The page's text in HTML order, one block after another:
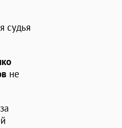
судья
не